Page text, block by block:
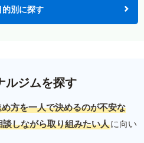
別に探す
ルジムを探す
方を一人で決めるのが不安な
しながら取り組みたい人に向い